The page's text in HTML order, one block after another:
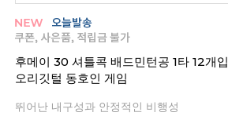
후메이 30 셔틀콕 배드민턴공 1타 12개입
오리깃털 동호인 게임
뛰어난 내구성과 안정적인 비행성